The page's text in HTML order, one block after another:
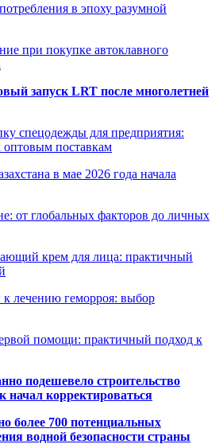
в эпоху разумной
при покупке автоклавного
запуск LRT после многолетней
спецодежды для предприятия:
оптовым поставкам
в мае 2026 года начала
от глобальных факторов до личных
крем для лица: практичный
лечению геморроя: выбор
помощи: практичный подход к
подешевело строительство
корректироваться
более 700 потенциальных
водной безопасности страны